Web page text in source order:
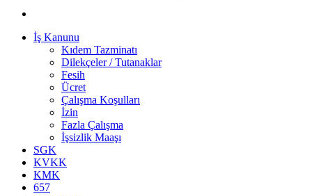
...
İş Kanunu
Kıdem Tazminatı
Dilekçeler / Tutanaklar
Fesih
Ücret
Çalışma Koşulları
İzin
Fazla Çalışma
İşsizlik Maaşı
SGK
KVKK
KMK
657